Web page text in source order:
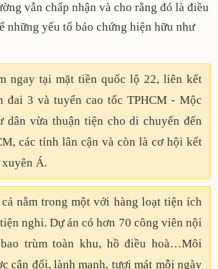
vẫn chấp nhận và cho rằng đó là điều
những yếu tố bảo chứng hiện hữu như
ngay tại mặt tiền quốc lộ 22, liên kết
đai 3 và tuyến cao tốc TPHCM - Mộc
dân vừa thuận tiện cho di chuyển đến
các tỉnh lân cận và còn là cơ hội kết
Á.
nằm trong một với hàng loạt tiện ích
nghi. Dự án có hơn 70 công viên nội
trùm toàn khu, hồ điều hoà…Môi
cân đối, lành mạnh, tươi mát mỗi ngày